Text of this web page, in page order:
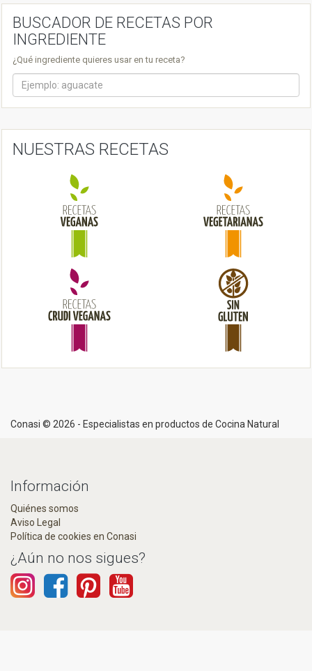
t
i
g
BUSCADOR DE RECETAS POR
INGREDIENTE
¿Qué ingrediente quieres usar en tu receta?
NUESTRAS RECETAS
Conasi © 2026 - Especialistas en productos de Cocina Natural
Información
Quiénes somos
Aviso Legal
Política de cookies en Conasi
¿Aún no nos sigues?